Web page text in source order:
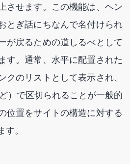
させます。この機能は、ヘン
とぎ話にちなんで名付けられ
が戻るための道しるべとして
す。通常、水平に配置された
クのリストとして表示され、
）で区切られることが一般的
位置をサイトの構造に対する
。